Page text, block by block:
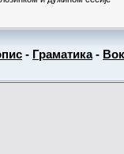
- Граматика-